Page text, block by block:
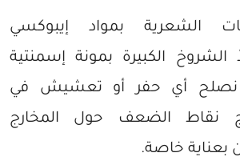
الشعرية بمواد إيبوكسي
الكبيرة بمونة إسمنتية
نصلح أي حفر أو تعشيش في
نقاط الضعف حول المخارج
بعناية خاصة.